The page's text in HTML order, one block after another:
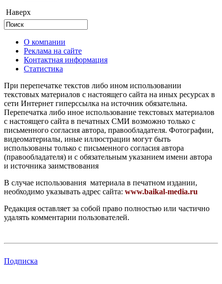
Наверх
О компании
Реклама на сайте
Контактная информация
Статистика
При перепечатке текстов либо ином использовании
текстовых материалов с настоящего сайта на иных ресурсах в
сети Интернет гиперссылка на источник обязательна.
Перепечатка либо иное использование текстовых материалов
с настоящего сайта в печатных СМИ возможно только с
письменного согласия автора, правообладателя. Фотографии,
видеоматериалы, иные иллюстрации могут быть
использованы только с письменного согласия автора
(правообладателя) и с обязательным указанием имени автора
и источника заимствования
В случае использования материала в печатном издании,
необходимо указывать адрес сайта: www.baikal-media.ru
Редакция оставляет за собой право полностью или частично
удалять комментарии пользователей.
Подписка